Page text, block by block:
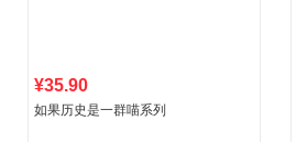
¥35.90
如果历史是一群喵系列